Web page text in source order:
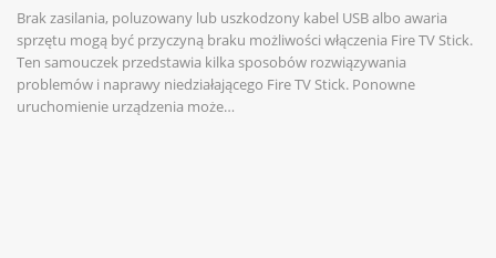
Brak zasilania, poluzowany lub uszkodzony kabel USB albo awaria
sprzętu mogą być przyczyną braku możliwości włączenia Fire TV Stick.
Ten samouczek przedstawia kilka sposobów rozwiązywania
problemów i naprawy niedziałającego Fire TV Stick. Ponowne
uruchomienie urządzenia może…